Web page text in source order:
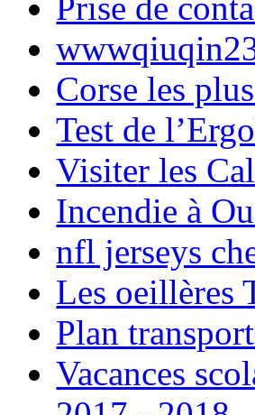
Corse les
Test de
Visiter les
Incendie à
nfl jerseys
Les oeillères
Plan
Vacances